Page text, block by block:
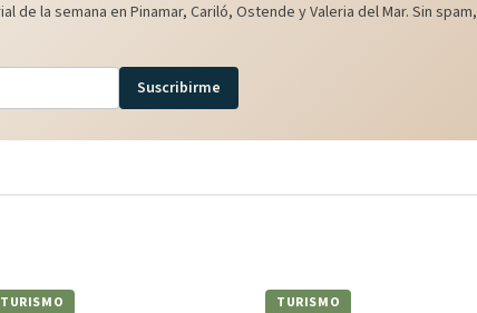
de la semana en Pinamar, Cariló, Ostende y Valeria del Mar. Sin spam,
Suscribirme
TURISMO TURISMO